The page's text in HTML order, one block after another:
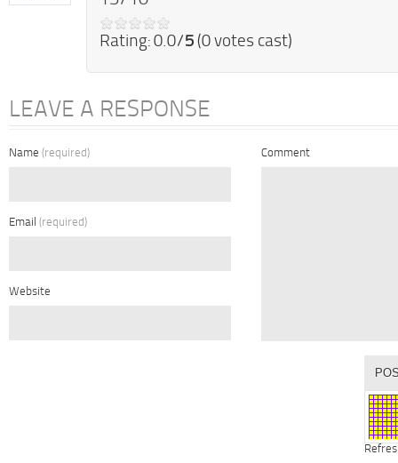
Rating: 0.0/5 (0 votes cast)
LEAVE A RESPONSE
Name (required)
Email (required)
Website
Comment